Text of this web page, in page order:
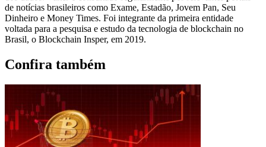
de notícias brasileiros como Exame, Estadão, Jovem Pan, Seu
Dinheiro e Money Times. Foi integrante da primeira entidade
voltada para a pesquisa e estudo da tecnologia de blockchain no
Brasil, o Blockchain Insper, em 2019.
Confira também